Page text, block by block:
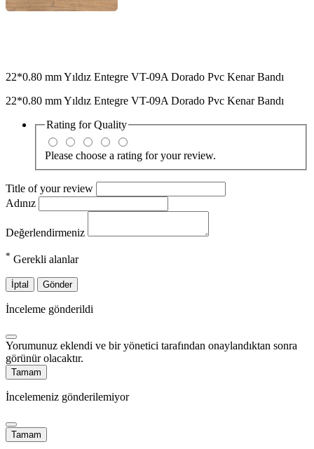
22*0.80 mm Yıldız Entegre VT-09A Dorado Pvc Kenar Bandı
22*0.80 mm Yıldız Entegre VT-09A Dorado Pvc Kenar Bandı
Rating forQuality
Please choose a rating for your review.
Title of your review
Adınız
Değerlendirmeniz
* Gerekli alanlar
İptal Gönder
İnceleme gönderildi
Yorumunuz eklendi ve bir yönetici tarafından onaylandıktan sonra
görünür olacaktır.
Tamam
İncelemeniz gönderilemiyor
Tamam